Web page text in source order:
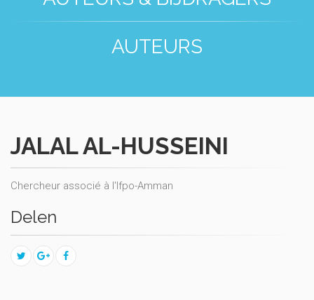
AUTEURS
JALAL AL-HUSSEINI
Chercheur associé à l'Ifpo-Amman
Delen